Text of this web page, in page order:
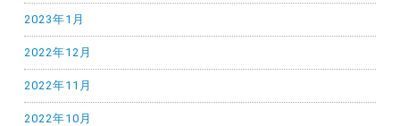
2023年1月
2022年12月
2022年11月
2022年10月